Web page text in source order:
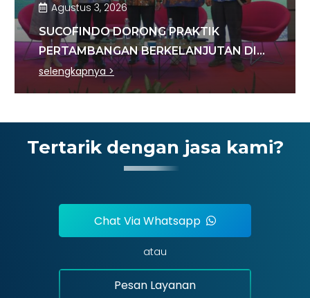
Agustus 3, 2026
SUCOFINDO DORONG PRAKTIK
PERTAMBANGAN BERKELANJUTAN DI
SEKTOR BATU BARA
selengkapnya >
Tertarik dengan jasa kami?
Chat Via Whatsapp
atau
Pesan Layanan